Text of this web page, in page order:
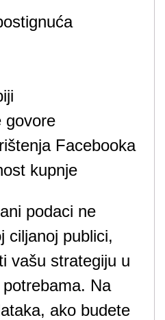
govore
Facebooka
kupnje
podaci ne
ciljanoj publici,
vašu strategiju u
Na
ako budete